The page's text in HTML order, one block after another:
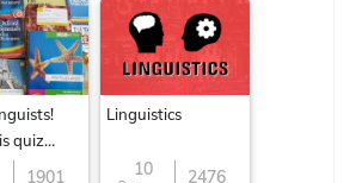
quiz
1901
Linguistics
10 2476